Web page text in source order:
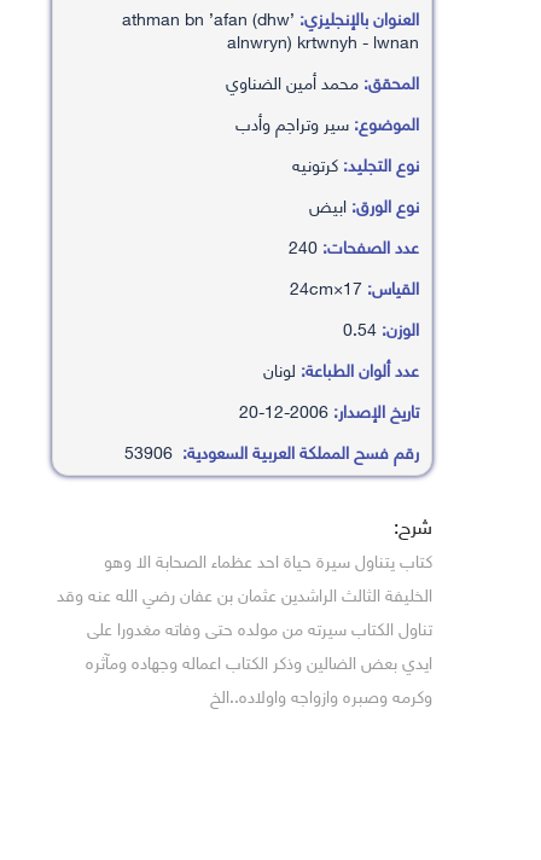
العنوان بالإنجليزي: ’athman bn ’afan (dhw
alnwryn) krtwnyh - lwnan
المحقق:محمد أمين الضناوي
الموضوع:سير وتراجم وأدب
نوع التجليد:كرتونيه
نوع الورق:ابيض
عدد الصفحات:
القياس:
الوزن:
عدد ألوان الطباعة: لونان
تاريخ الإصدار:
رقم فسح المملكة العربية السعودية:
شرح:
كتاب يتناول سيرة حياة احد عظماء الصحابة الا وهو
الخليفة الثالث الراشدين عثمان بن عفان رضي الله عنه وقد
تناول الكتاب سيرته من مولده حتى وفاته مغدورا على
ايدي بعض الضالين وذكر الكتاب اعماله وجهاده ومآثره
وكرمه وصبره وازواجه واولاده..الخ